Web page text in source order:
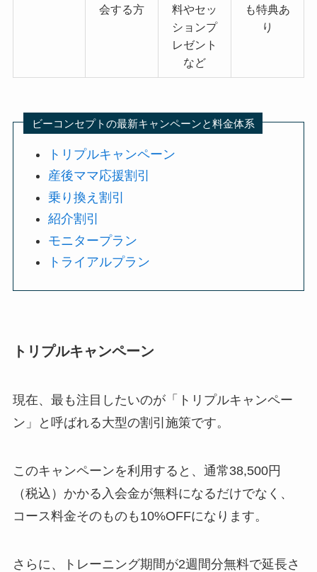
会する方
料やセッ
ションプ
レゼント
など
も特典あ
り
ビーコンセプトの最新キャンペーンと料金体系
トリプルキャンペーン
産後ママ応援割引
乗り換え割引
紹介割引
モニタープラン
トライアルプラン
トリプルキャンペーン
現在、最も注目したいのが「トリプルキャンペー
ン」と呼ばれる大型の割引施策です。
このキャンペーンを利用すると、通常38,500円
（税込）かかる入会金が無料になるだけでなく、
コース料金そのものも10%OFFになります。
さらに、トレーニング期間が2週間分無料で延長さ